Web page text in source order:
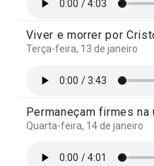
Viver e morrer por
Terça-feira, 13 de janeiro
Permaneçam firmes na
Quarta-feira, 14 de janeiro